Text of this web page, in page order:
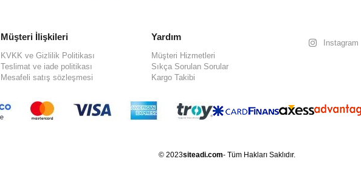
Müşteri İlişkileri
KVKK ve Gizlilik Politikası
Teslimat ve iade politikası
Mesafeli satış sözleşmesi
Yardım
Müşteri Hizmetleri
Sıkça Sorulan Sorular
Kargo Takibi
Instagram
© 2023siteadi.com- Tüm Hakları Saklıdır.